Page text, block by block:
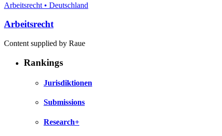
Arbeitsrecht • Deutschland
Arbeitsrecht
Content supplied by Raue
Rankings
Jurisdiktionen
Submissions
Research+